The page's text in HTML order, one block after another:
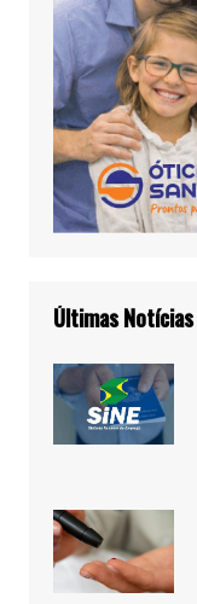
Últimas Notícias